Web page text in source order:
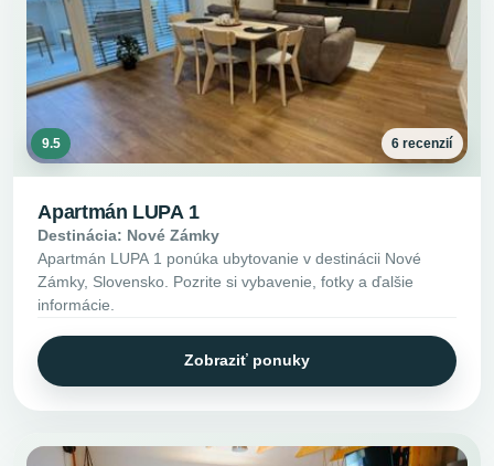
9.5 6 recenzií
Apartmán LUPA 1
Destinácia: Nové Zámky
Apartmán LUPA 1 ponúka ubytovanie v destinácii Nové
Zámky, Slovensko. Pozrite si vybavenie, fotky a ďalšie
informácie.
Zobraziť ponuky